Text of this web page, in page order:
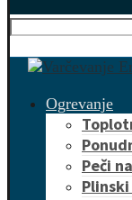
Ogrevanje
Peči